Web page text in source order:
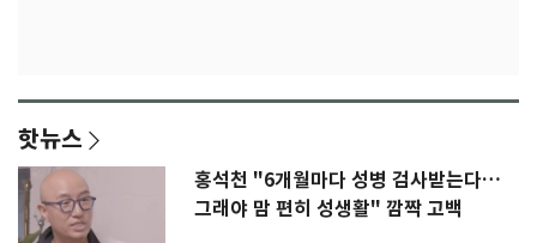
핫뉴스
홍석천 "6개월마다 성병 검사받는다…
그래야 맘 편히 성생활" 깜짝 고백